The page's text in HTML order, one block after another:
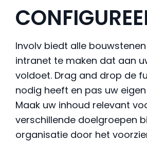
Involv biedt alle
intranet te maken dat aan
voldoet. Drag and drop de
nodig heeft en pas uw
Maak uw inhoud relevant
verschillende doelgroepen
organisatie door het